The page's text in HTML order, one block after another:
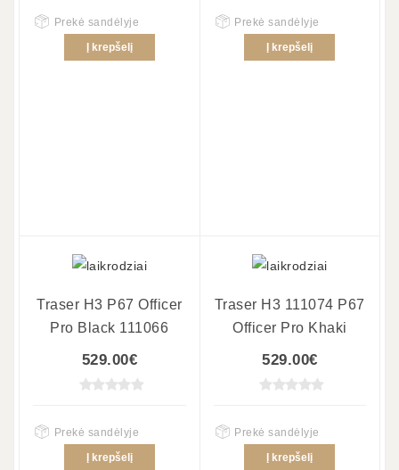
Prekė sandėlyje
Į krepšelį
Prekė sandėlyje
Į krepšelį
Traser H3 P67 Officer
Pro Black 111066
529.00€
Prekė sandėlyje
Į krepšelį
Traser H3 111074 P67
Officer Pro Khaki
529.00€
Prekė sandėlyje
Į krepšelį